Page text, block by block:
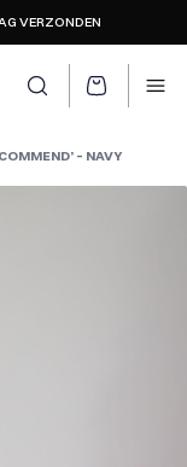
VERZONDEN
Zoeken openen
– NAVY